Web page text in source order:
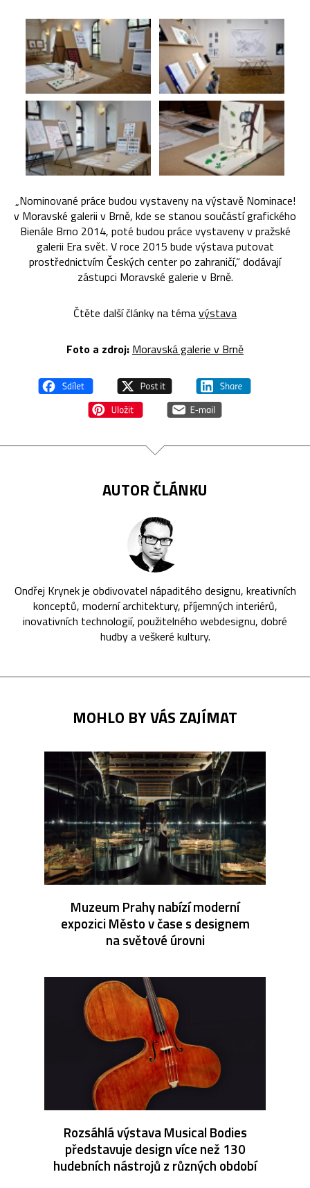
„Nominované práce budou vystaveny na výstavě Nominace!
v Moravské galerii v Brně, kde se stanou součástí grafického
Bienále Brno 2014, poté budou práce vystaveny v pražské
galerii Era svět. V roce 2015 bude výstava putovat
prostřednictvím Českých center po zahraničí,“ dodávají
zástupci Moravské galerie v Brně.
Čtěte další články na témavýstava
Foto a zdroj: Moravská galerie v Brně
AUTOR ČLÁNKU
Ondřej Krynek je obdivovatel nápaditého designu, kreativních
konceptů, moderní architektury, příjemných interiérů,
inovativních technologií, použitelného webdesignu, dobré
hudby a veškeré kultury.
MOHLO BY VÁS ZAJÍMAT
Muzeum Prahy nabízí moderní
expozici Město v čase s designem
na světové úrovni
Rozsáhlá výstava Musical Bodies
představuje design více než 130
hudebních nástrojů z různých období